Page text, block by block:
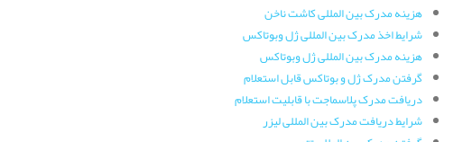
هزینه مدرک بین المللی کاشت ناخن
شرایط اخذ مدرک بین المللی ژل وبوتاکس
هزینه مدرک بین المللی ژل وبوتاکس
گرفتن مدرک ژل و بوتاکس قابل استعلام
دریافت مدرک پلاسماجت با قابلیت استعلام
شرایط دریافت مدرک بین المللی لیزر